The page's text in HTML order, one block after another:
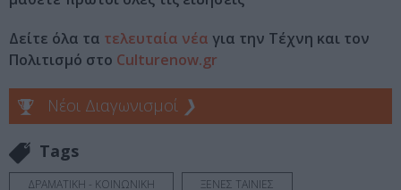
Δείτε όλα τα τελευταία νέα για την Τέχνη και τον
Πολιτισμό στο Culturenow.gr
Νέοι Διαγωνισμοί ❯
Tags
ΔΡΑΜΑΤΙΚΗ - ΚΟΙΝΩΝΙΚΗ ΞΕΝΕΣ ΤΑΙΝΙΕΣ